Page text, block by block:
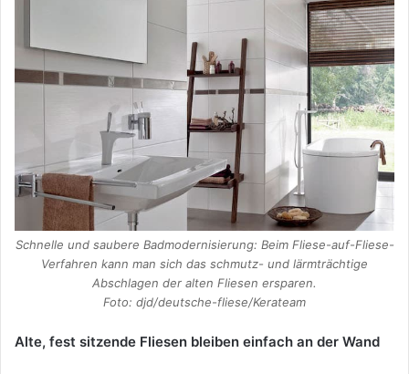
Schnelle und saubere Badmodernisierung: Beim Fliese-auf-Fliese-
Verfahren kann man sich das schmutz- und lärmträchtige
Abschlagen der alten Fliesen ersparen.
Foto: djd/deutsche-fliese/Kerateam
Alte, fest sitzende Fliesen bleiben einfach an der Wand